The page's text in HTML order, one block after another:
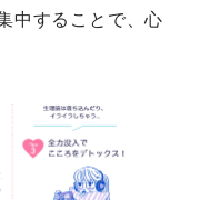
中することで、心